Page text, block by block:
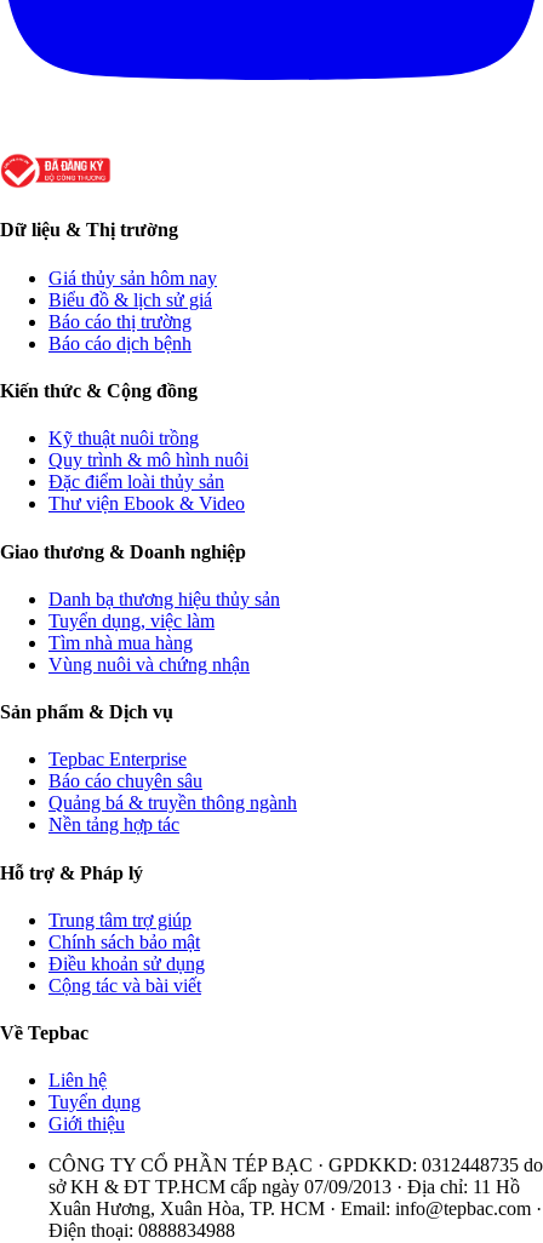
Dữ liệu & Thị trường
Giá thủy sản hôm nay
Biểu đồ & lịch sử giá
Báo cáo thị trường
Báo cáo dịch bệnh
Kiến thức & Cộng đồng
Kỹ thuật nuôi trồng
Quy trình & mô hình nuôi
Đặc điểm loài thủy sản
Thư viện Ebook & Video
Giao thương & Doanh nghiệp
Danh bạ thương hiệu thủy sản
Tuyển dụng, việc làm
Tìm nhà mua hàng
Vùng nuôi và chứng nhận
Sản phẩm & Dịch vụ
Tepbac Enterprise
Báo cáo chuyên sâu
Quảng bá & truyền thông ngành
Nền tảng hợp tác
Hỗ trợ & Pháp lý
Trung tâm trợ giúp
Chính sách bảo mật
Điều khoản sử dụng
Cộng tác và bài viết
Về Tepbac
Liên hệ
Tuyển dụng
Giới thiệu
CÔNG TY CỔ PHẦN TÉP BẠC · GPDKKD: 0312448735 do
sở KH & ĐT TP.HCM cấp ngày 07/09/2013 · Địa chỉ: 11 Hồ
Xuân Hương, Xuân Hòa, TP. HCM · Email: info@tepbac.com ·
Điện thoại: 0888834988